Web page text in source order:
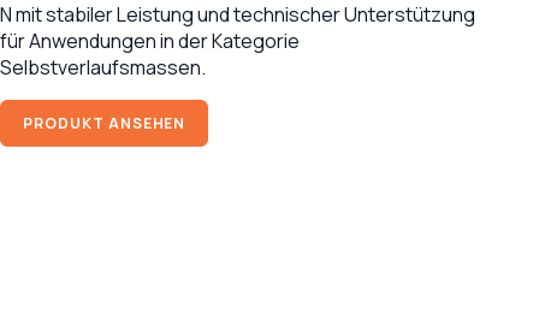
N mit stabiler Leistung und technischer Unterstützung
für Anwendungen in der Kategorie
Selbstverlaufsmassen.
PRODUKT ANSEHEN